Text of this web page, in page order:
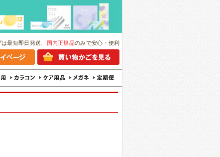
最短即日発送、 国内正規品のみで安心・便利